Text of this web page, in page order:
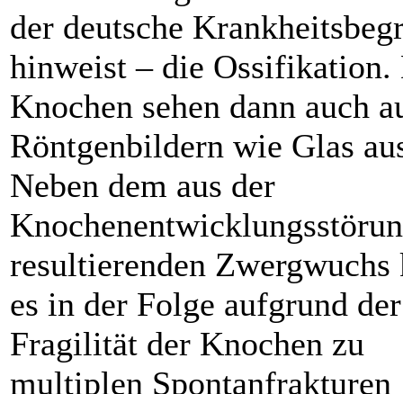
der deutsche
hinweist – die Ossifikation.
Knochen sehen dann auch
Röntgenbildern wie Glas
Neben dem aus der
resultierenden Zwergwuchs
es in der Folge aufgrund der
Fragilität der Knochen zu
multiplen Spontanfrakturen